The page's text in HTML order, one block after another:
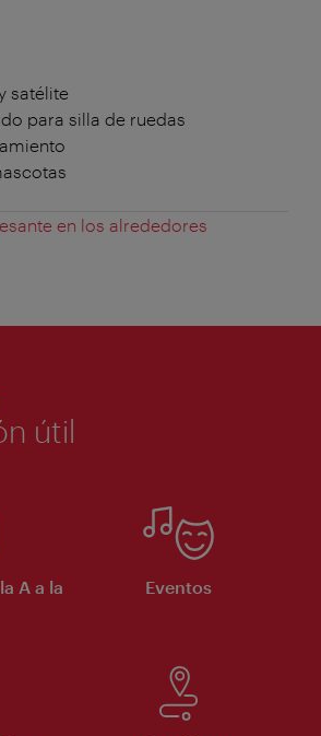
satélite
para silla de ruedas
en los alrededores
útil
A a la
Eventos